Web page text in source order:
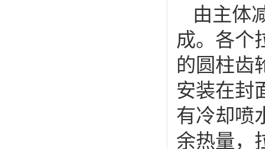
由主体
成。各个
的圆柱齿
安装在封
有冷却喷
余热量，